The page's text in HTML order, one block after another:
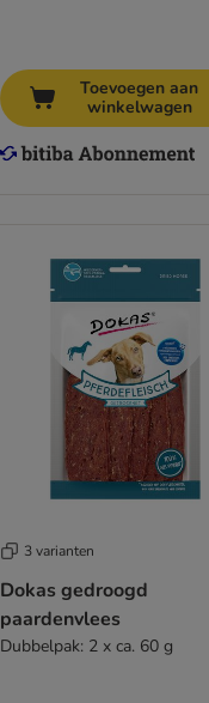
Toevoegen aan
winkelwagen
3 varianten
Dokas gedroogd
paardenvlees
Dubbelpak: 2 x ca. 60 g